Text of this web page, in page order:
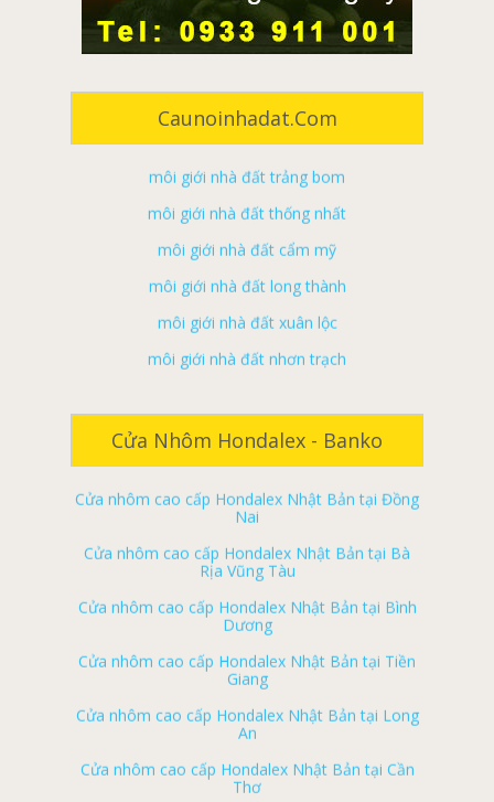
Caunoinhadat.com
môi giới nhà đất tân phú
môi giới nhà đất vĩnh cửu
môi giới nhà đất định quán
môi giới nhà đất thống nhất
môi giới nhà đất cẩm mỹ
môi giới nhà đất long thành
môi giới nhà đất xuân lộc
môi giới nhà đất nhơn trạch
ký gửi nhà đất đồng nai
ký gửi nhà đất tân phú
ký gửi nhà đất vĩnh cửu
ký gửi nhà đất trảng bom
ký gửi nhà đất thống nhất
ký gửi nhà đất long thành
ký gửi nhà đất xuân lộc
Nhà đất biên hòa
Cửa Nhôm Hondalex - Banko
Cửa nhôm cao cấp Hondalex Nhật Bản tại Đà
Nẵng
Hòa
Nai
Cửa nhôm cao cấp Hondalex Nhật Bản tại Bà
Rịa Vũng Tàu
Cửa nhôm cao cấp Hondalex Nhật Bản tại Bình
Dương
Cửa nhôm cao cấp Hondalex Nhật Bản tại Tiền
Giang
Cửa nhôm cao cấp Hondalex Nhật Bản tại Long
An
Cửa nhôm cao cấp Hondalex Nhật Bản tại Cần
Thơ
Cửa nhôm cao cấp Hondalex Nhật Bản tại Cà